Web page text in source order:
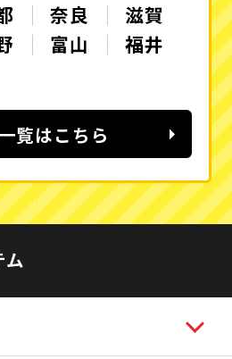
奈良
滋賀
富山
福井
覧はこちら
ム